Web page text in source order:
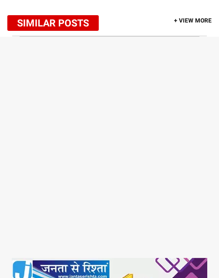
SIMILAR POSTS + VIEW MORE